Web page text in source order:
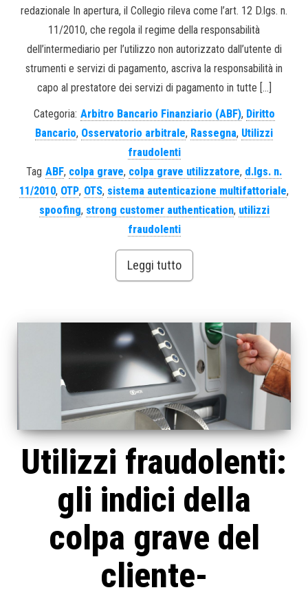
redazionale In apertura, il Collegio rileva come l’art. 12 D.lgs. n.
11/2010, che regola il regime della responsabilità
dell’intermediario per l’utilizzo non autorizzato dall’utente di
strumenti e servizi di pagamento, ascriva la responsabilità in
capo al prestatore dei servizi di pagamento in tutte […]
Categoria: Arbitro Bancario Finanziario (ABF), Diritto
Bancario, Osservatorio arbitrale, Rassegna, Utilizzi
fraudolenti
Tag ABF, colpa grave, colpa grave utilizzatore, d.lgs. n.
11/2010, OTP, OTS, sistema autenticazione multifattoriale,
spoofing, strong customer authentication, utilizzi
fraudolenti
Leggi tutto
Utilizzi fraudolenti:
gli indici della
colpa grave del
cliente-